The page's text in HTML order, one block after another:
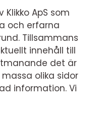
ApS som
och erfarna
Tillsammans
innehåll till
det är
olika sidor
information. Vi